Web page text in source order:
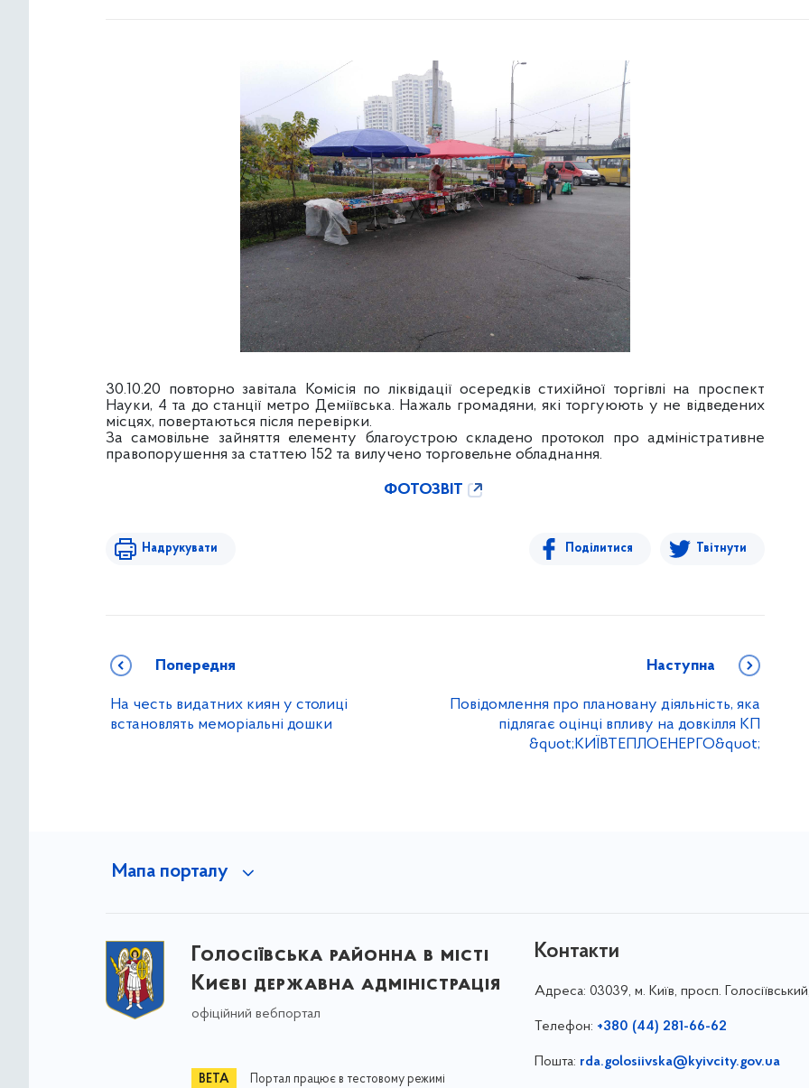
30.10.20 повторно завітала Комісія по ліквідації осередків стихійної торгівлі на проспект
Науки, 4 та до станції метро Деміївська. Нажаль громадяни, які торгуюють у не відведених
місцях, повертаються після перевірки.
За самовільне зайняття елементу благоустрою складено протокол про адміністративне
правопорушення за статтею 152 та вилучено торговельне обладнання.
ФОТОЗВІТ
Надрукувати Поділитися Твітнути
Попередня
На честь видатних киян у столиці
встановлять меморіальні дошки
Наступна
Повідомлення про плановану діяльність, яка
підлягає оцінці впливу на довкілля КП
&quot;КИЇВТЕПЛОЕНЕРГО&quot;
Мапа порталу
Голосіївська районна в місті
Києві державна адміністрація
офіційний вебпортал
Портал працює в тестовому режимі
Контакти
Адреса: 03039, м. Київ, просп.
Телефон: +380 (44) 281-66-62
Пошта: rda.golosiivska@kyivcity.gov.ua